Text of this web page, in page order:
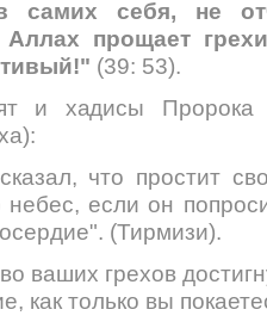
самих себя, не
Аллах прощает
(39: 53).
и хадисы
что простит
небес, если он
(Тирмизи).
ваших грехов
как только вы